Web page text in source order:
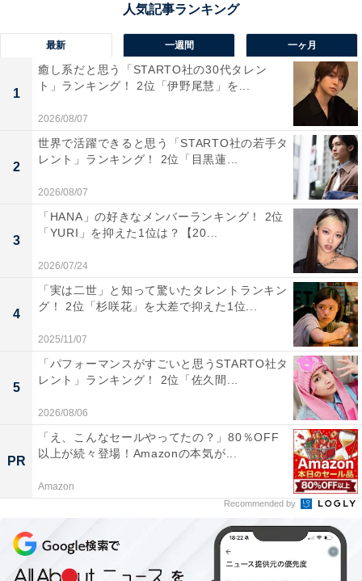
女性／愛知県）、「お土産で購入したことがあり、感動
したから」（20代女性／埼玉県）、「香川名物の本格う
どんで家庭でも手軽に楽しめるため」（20代女性／東京
都）といった声が集まりました。
1位：わらび餅（かねすえ）／59票
1位は、かねすえの「わらび餅」でした。香川の特産品
である「和三盆糖」を贅沢に使用し、独自の製法で炊き
上げたわらび餅は、これまでの概念を覆すほどの強い弾
力と滑らかさが特徴。たっぷりとまぶされたきな粉と、
別添えの黒蜜が合わさることで、和三盆特有の品のある
甘さがより一層引き立ちます。高松駅やサービスエリ
ア、さらには全国の催事でも大行列ができるほどの人気
最新 一週間 一ヶ月
1
癒し系だと思う「STARTO社の30代タレン
ト」ランキング！ 2位「伊野尾慧」を...
2026/08/07
2
世界で活躍できると思う「STARTO社の若手タ
レント」ランキング！ 2位「目黒蓮...
2026/08/07
3
「HANA」の好きなメンバーランキング！ 2位
「YURI」を抑えた1位は？【20...
2026/07/24
4
「実は二世」と知って驚いたタレントランキン
グ！ 2位「杉咲花」を大差で抑えた1位...
2025/11/07
5
「パフォーマンスがすごいと思うSTARTO社タ
レント」ランキング！ 2位「佐久間...
2026/08/06
PR
「え、こんなセールやってたの？」80％OFF
以上が続々登場！Amazonの本気が...
Amazon
Recommended by